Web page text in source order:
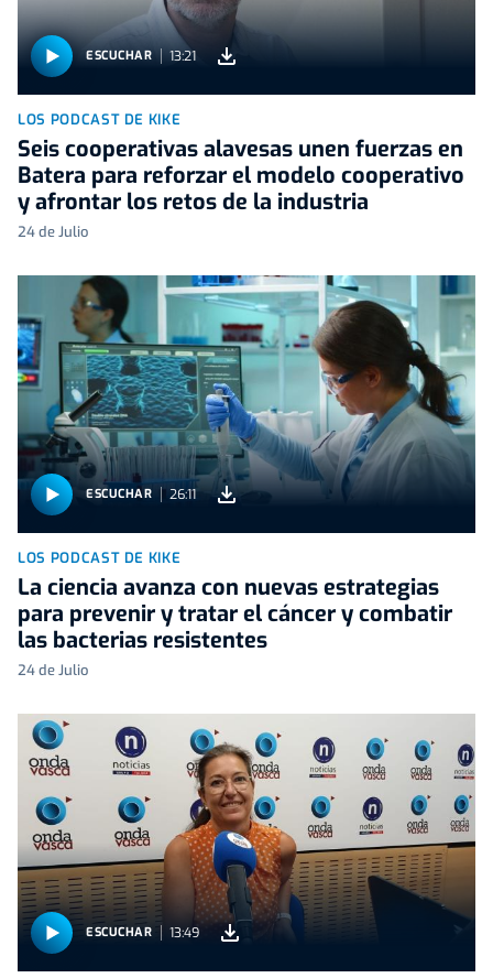
ESCUCHAR 13:21
LOS PODCAST DE KIKE
Seis cooperativas alavesas unen fuerzas en
Batera para reforzar el modelo cooperativo
y afrontar los retos de la industria
24 de Julio
ESCUCHAR 26:11
LOS PODCAST DE KIKE
La ciencia avanza con nuevas estrategias
para prevenir y tratar el cáncer y combatir
las bacterias resistentes
24 de Julio
ESCUCHAR 13:49